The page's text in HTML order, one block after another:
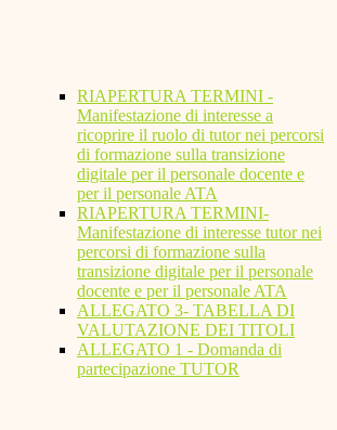
RIAPERTURA TERMINI -
Manifestazione di interesse a
ricoprire il ruolo di tutor nei percorsi
di formazione sulla transizione
digitale per il personale docente e
per il personale ATA
RIAPERTURA TERMINI-
Manifestazione di interesse tutor nei
percorsi di formazione sulla
transizione digitale per il personale
docente e per il personale ATA
ALLEGATO 3- TABELLA DI
VALUTAZIONE DEI TITOLI
ALLEGATO 1 - Domanda di
partecipazione TUTOR